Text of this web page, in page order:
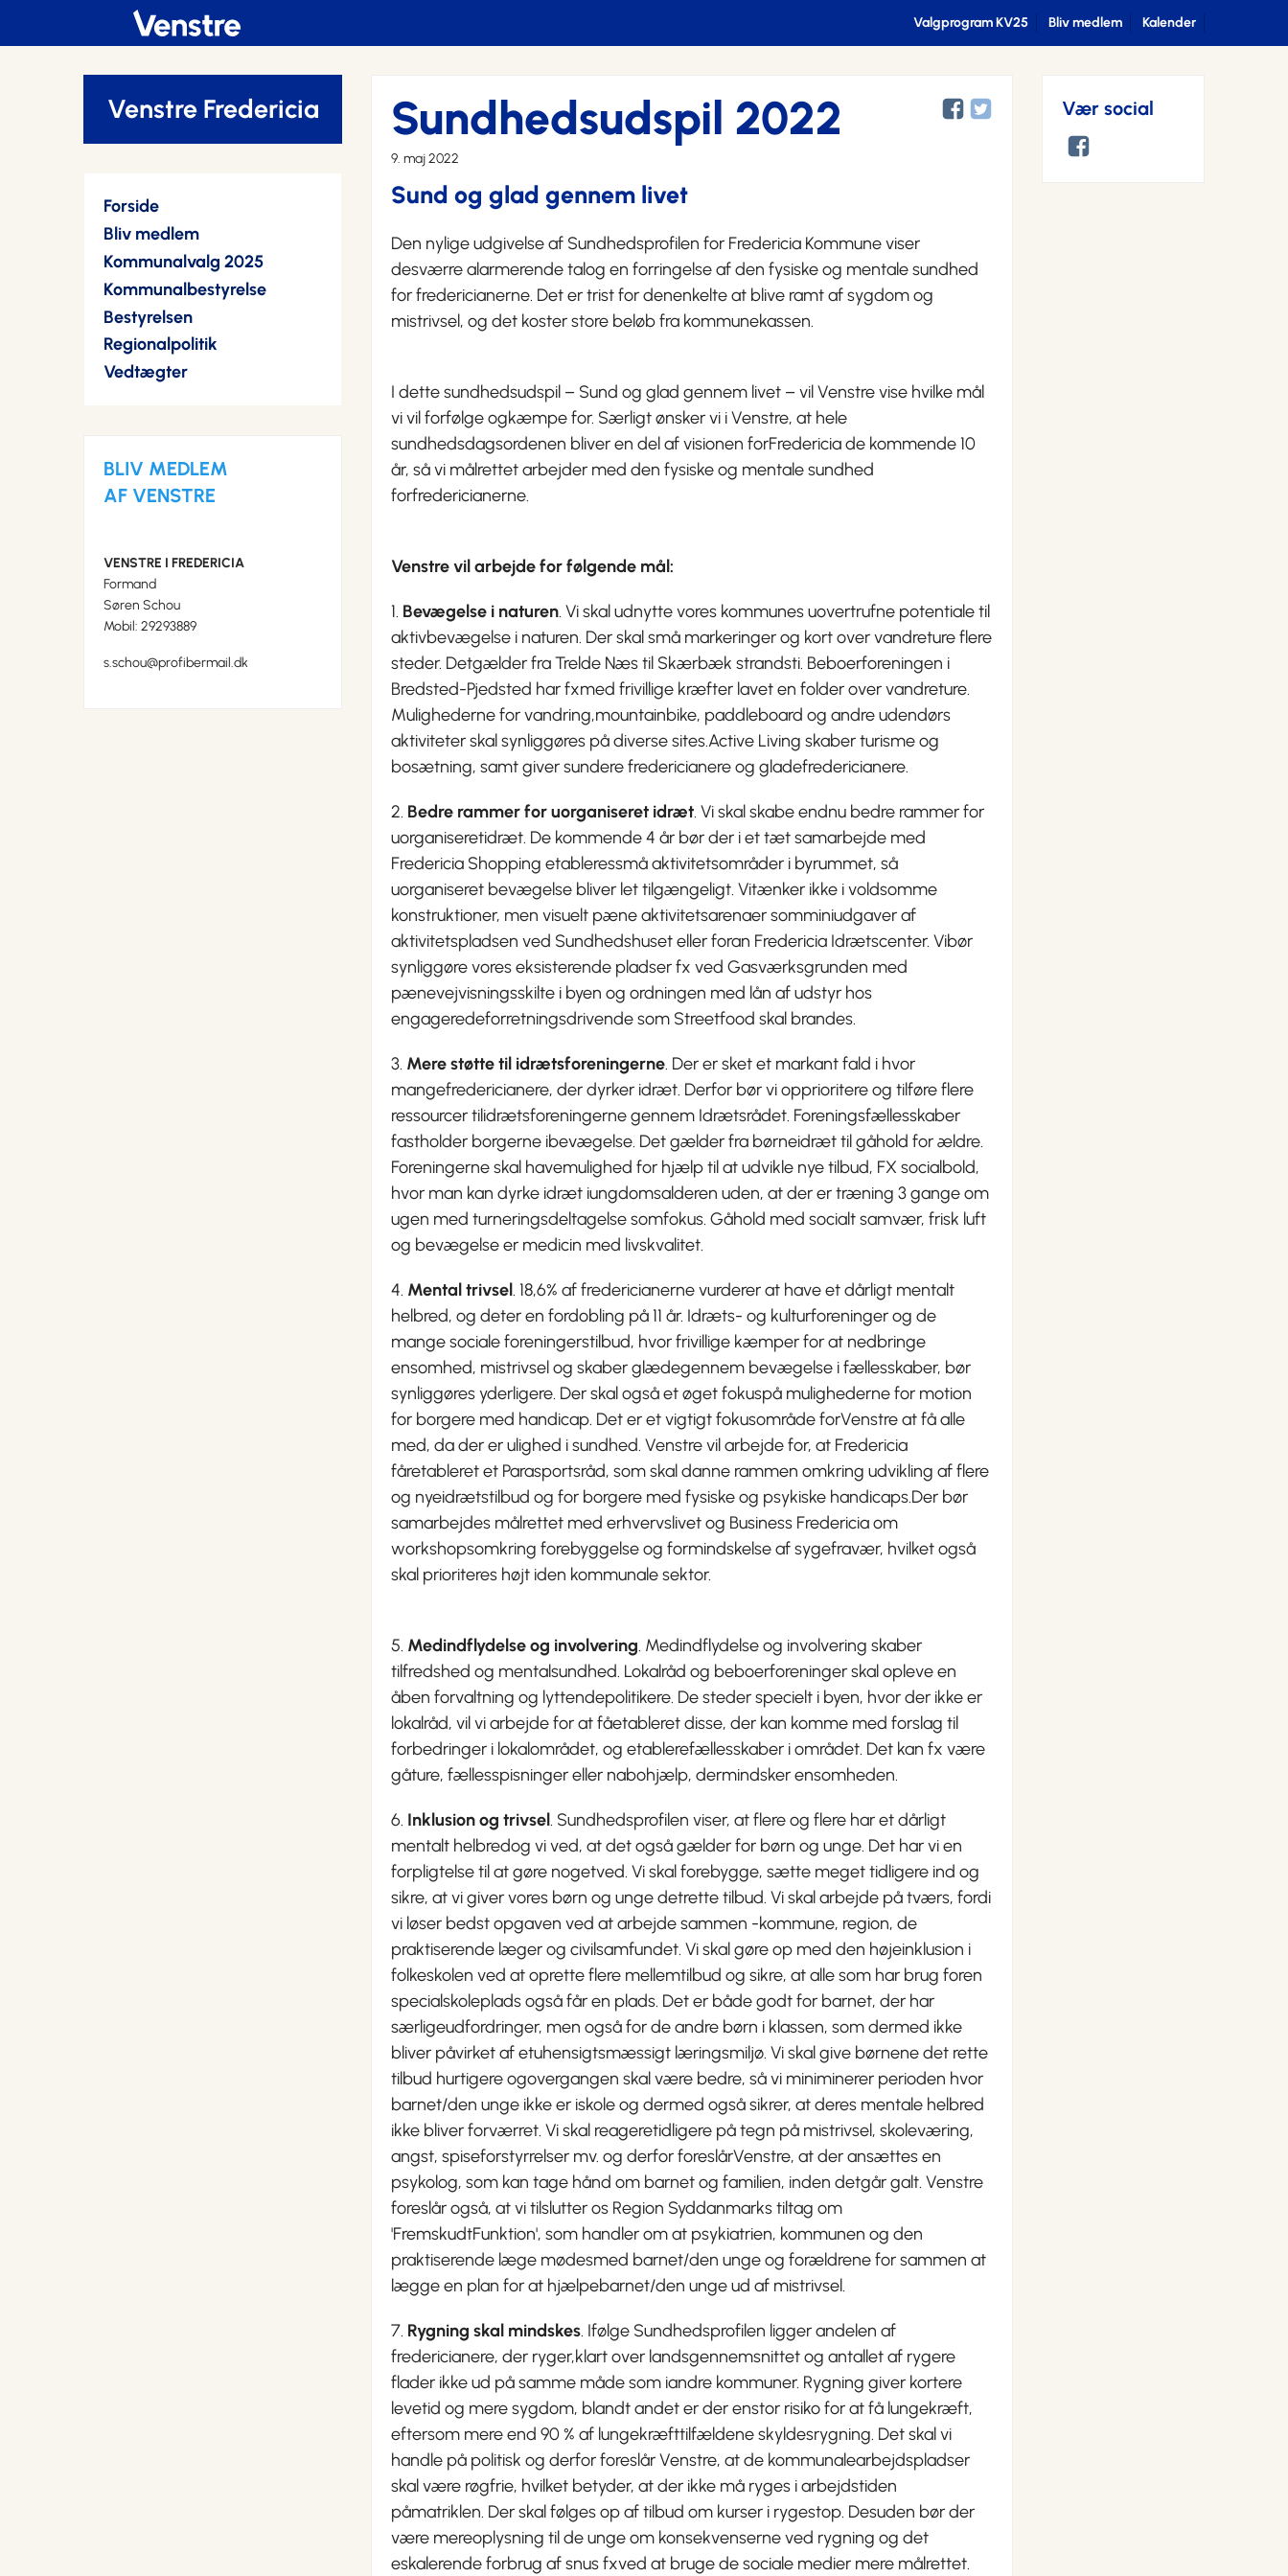
Valgprogram KV25 Bliv medlem Kalender
Venstre Fredericia
Forside
Bliv medlem
Kommunalvalg 2025
Kommunalbestyrelse
Bestyrelsen
Regionalpolitik
Vedtægter
BLIV MEDLEM
AF VENSTRE
VENSTRE I FREDERICIA
Formand
Søren Schou
Mobil: 29293889
s.schou@profibermail.dk
Sundhedsudspil 2022
9. maj 2022
Sund og glad gennem livet
Den nylige udgivelse af Sundhedsprofilen for Fredericia Kommune viser
desværre alarmerende talog en forringelse af den fysiske og mentale sundhed
for fredericianerne. Det er trist for denenkelte at blive ramt af sygdom og
mistrivsel, og det koster store beløb fra kommunekassen.
I dette sundhedsudspil – Sund og glad gennem livet – vil Venstre vise hvilke mål
vi vil forfølge ogkæmpe for. Særligt ønsker vi i Venstre, at hele
sundhedsdagsordenen bliver en del af visionen forFredericia de kommende 10
år, så vi målrettet arbejder med den fysiske og mentale sundhed
forfredericianerne.
Venstre vil arbejde for følgende mål:
1. Bevægelse i naturen. Vi skal udnytte vores kommunes uovertrufne potentiale til
aktivbevægelse i naturen. Der skal små markeringer og kort over vandreture flere
steder. Detgælder fra Trelde Næs til Skærbæk strandsti. Beboerforeningen i
Bredsted-Pjedsted har fxmed frivillige kræfter lavet en folder over vandreture.
Mulighederne for vandring,mountainbike, paddleboard og andre udendørs
aktiviteter skal synliggøres på diverse sites.Active Living skaber turisme og
bosætning, samt giver sundere fredericianere og gladefredericianere.
2. Bedre rammer for uorganiseret idræt. Vi skal skabe endnu bedre rammer for
uorganiseretidræt. De kommende 4 år bør der i et tæt samarbejde med
Fredericia Shopping etableressmå aktivitetsområder i byrummet, så
uorganiseret bevægelse bliver let tilgængeligt. Vitænker ikke i voldsomme
konstruktioner, men visuelt pæne aktivitetsarenaer somminiudgaver af
aktivitetspladsen ved Sundhedshuset eller foran Fredericia Idrætscenter. Vibør
synliggøre vores eksisterende pladser fx ved Gasværksgrunden med
pænevejvisningsskilte i byen og ordningen med lån af udstyr hos
engageredeforretningsdrivende som Streetfood skal brandes.
3. Mere støtte til idrætsforeningerne. Der er sket et markant fald i hvor
mangefredericianere, der dyrker idræt. Derfor bør vi opprioritere og tilføre flere
ressourcer tilidrætsforeningerne gennem Idrætsrådet. Foreningsfællesskaber
fastholder borgerne ibevægelse. Det gælder fra børneidræt til gåhold for ældre.
Foreningerne skal havemulighed for hjælp til at udvikle nye tilbud, FX socialbold,
hvor man kan dyrke idræt iungdomsalderen uden, at der er træning 3 gange om
ugen med turneringsdeltagelse somfokus. Gåhold med socialt samvær, frisk luft
og bevægelse er medicin med livskvalitet.
4. Mental trivsel. 18,6% af fredericianerne vurderer at have et dårligt mentalt
helbred, og deter en fordobling på 11 år. Idræts- og kulturforeninger og de
mange sociale foreningerstilbud, hvor frivillige kæmper for at nedbringe
ensomhed, mistrivsel og skaber glædegennem bevægelse i fællesskaber, bør
synliggøres yderligere. Der skal også et øget fokuspå mulighederne for motion
for borgere med handicap. Det er et vigtigt fokusområde forVenstre at få alle
med, da der er ulighed i sundhed. Venstre vil arbejde for, at Fredericia
fåretableret et Parasportsråd, som skal danne rammen omkring udvikling af flere
og nyeidrætstilbud og for borgere med fysiske og psykiske handicaps.Der bør
samarbejdes målrettet med erhvervslivet og Business Fredericia om
workshopsomkring forebyggelse og formindskelse af sygefravær, hvilket også
skal prioriteres højt iden kommunale sektor.
5. Medindflydelse og involvering. Medindflydelse og involvering skaber
tilfredshed og mentalsundhed. Lokalråd og beboerforeninger skal opleve en
åben forvaltning og lyttendepolitikere. De steder specielt i byen, hvor der ikke er
lokalråd, vil vi arbejde for at fåetableret disse, der kan komme med forslag til
forbedringer i lokalområdet, og etablerefællesskaber i området. Det kan fx være
gåture, fællesspisninger eller nabohjælp, dermindsker ensomheden.
6. Inklusion og trivsel. Sundhedsprofilen viser, at flere og flere har et dårligt
mentalt helbredog vi ved, at det også gælder for børn og unge. Det har vi en
forpligtelse til at gøre nogetved. Vi skal forebygge, sætte meget tidligere ind og
sikre, at vi giver vores børn og unge detrette tilbud. Vi skal arbejde på tværs, fordi
vi løser bedst opgaven ved at arbejde sammen -kommune, region, de
praktiserende læger og civilsamfundet. Vi skal gøre op med den højeinklusion i
folkeskolen ved at oprette flere mellemtilbud og sikre, at alle som har brug foren
specialskoleplads også får en plads. Det er både godt for barnet, der har
særligeudfordringer, men også for de andre børn i klassen, som dermed ikke
bliver påvirket af etuhensigtsmæssigt læringsmiljø. Vi skal give børnene det rette
tilbud hurtigere ogovergangen skal være bedre, så vi miniminerer perioden hvor
barnet/den unge ikke er iskole og dermed også sikrer, at deres mentale helbred
ikke bliver forværret. Vi skal reageretidligere på tegn på mistrivsel, skoleværing,
angst, spiseforstyrrelser mv. og derfor foreslårVenstre, at der ansættes en
psykolog, som kan tage hånd om barnet og familien, inden detgår galt. Venstre
foreslår også, at vi tilslutter os Region Syddanmarks tiltag om
'FremskudtFunktion', som handler om at psykiatrien, kommunen og den
praktiserende læge mødesmed barnet/den unge og forældrene for sammen at
lægge en plan for at hjælpebarnet/den unge ud af mistrivsel.
7. Rygning skal mindskes. Ifølge Sundhedsprofilen ligger andelen af
fredericianere, der ryger,klart over landsgennemsnittet og antallet af rygere
flader ikke ud på samme måde som iandre kommuner. Rygning giver kortere
levetid og mere sygdom, blandt andet er der enstor risiko for at få lungekræft,
eftersom mere end 90 % af lungekræfttilfældene skyldesrygning. Det skal vi
handle på politisk og derfor foreslår Venstre, at de kommunalearbejdspladser
skal være røgfrie, hvilket betyder, at der ikke må ryges i arbejdstiden
påmatriklen. Der skal følges op af tilbud om kurser i rygestop. Desuden bør der
være mereoplysning til de unge om konsekvenserne ved rygning og det
eskalerende forbrug af snus fxved at bruge de sociale medier mere målrettet.
Vær social